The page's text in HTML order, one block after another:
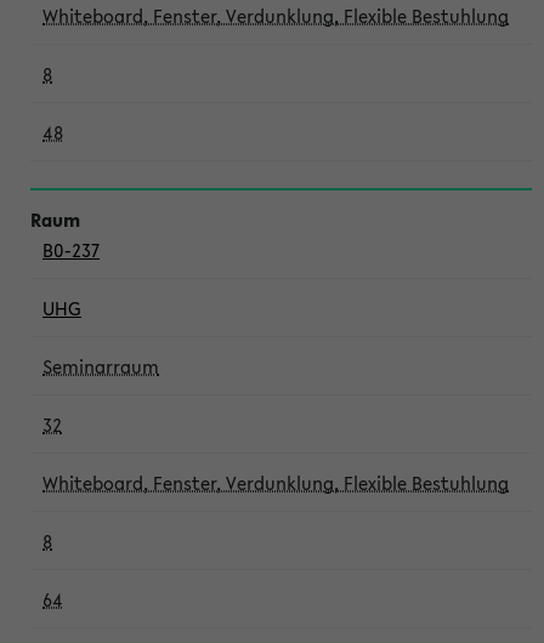
Whiteboard, Fenster, Verdunklung, Flexible Bestuhlung
8
48
B0-237
UHG
Seminarraum
32
Whiteboard, Fenster, Verdunklung, Flexible Bestuhlung
8
64